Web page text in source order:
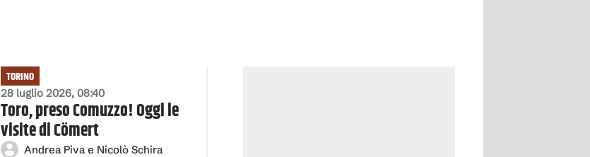
28 luglio 2026, 08:40
TORINO
Toro, preso Comuzzo! Oggi le
visite di Cömert
Andrea Piva e Nicolò Schira